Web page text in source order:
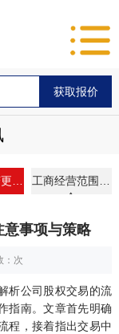
资
工商经营范围大
全
意事项与策略
次
析公司股权交易的流
指南。文章首先明确
程，接着指出交易中